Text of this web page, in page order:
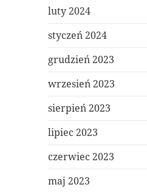
luty 2024
styczeń 2024
grudzień 2023
wrzesień 2023
sierpień 2023
lipiec 2023
czerwiec 2023
maj 2023